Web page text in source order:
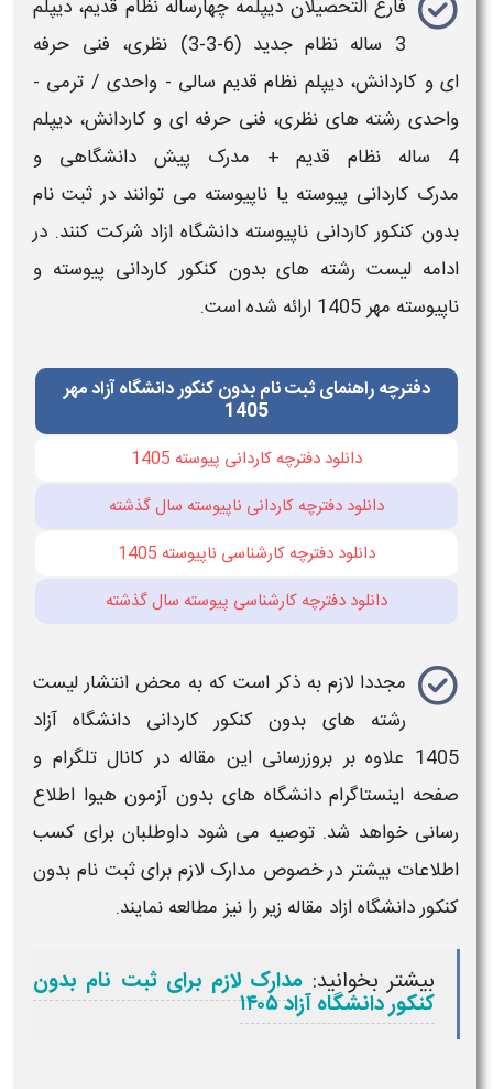
فارغ التحصیلان دیپلمه چهارساله نظام قدیم، دیپلم
3 ساله نظام جدید (6-3-3) نظری، فنی حرفه
ای و کاردانش، دیپلم نظام قدیم سالی - واحدی / ترمی -
واحدی رشته های نظری، فنی حرفه ای و کاردانش، دیپلم
4 ساله نظام قدیم + مدرک پیش
دانشگاهی و
مدرک کاردانی پیوسته یا ناپیوسته می توانند در ثبت نام
بدون کنکور کاردانی ناپیوسته دانشگاه ازاد شرکت کنند. در
ادامه لیست رشته های بدون کنکور کاردانیپیوسته و
ناپیوسته مهر 1405 ارائه شده است.
دفترچه راهنمای ثبت نام بدون کنکور دانشگاه آزاد مهر
1405
دانلود دفترچه کاردانی پیوسته 1405
دانلود دفترچه کاردانی ناپیوسته سال گذشته
دانلود دفترچه کارشناسی ناپیوسته 1405
دانلود دفترچه کارشناسی پیوسته سال گذشته
مجددا لازم به ذکر است که به محض انتشارلیست
رشته های بدون کنکور کاردانی دانشگاه آزاد
1405 علاوه بر بروزرسانی این مقاله در کانال تلگرام و
صفحه اینستاگرامدانشگاه های بدون آزمون هیوا اطلاع
رسانی خواهد شد. توصیه می شود داوطلبان برای کسب
اطلاعات بیشتر در خصوص مدارک لازم برای ثبت نام بدون
کنکور دانشگاه ازاد مقاله زیر را نیز مطالعه نمایند.
بیشتر بخوانید: مدارک لازم برای ثبت نام بدون
کنکور دانشگاه آزاد ۱۴۰۵